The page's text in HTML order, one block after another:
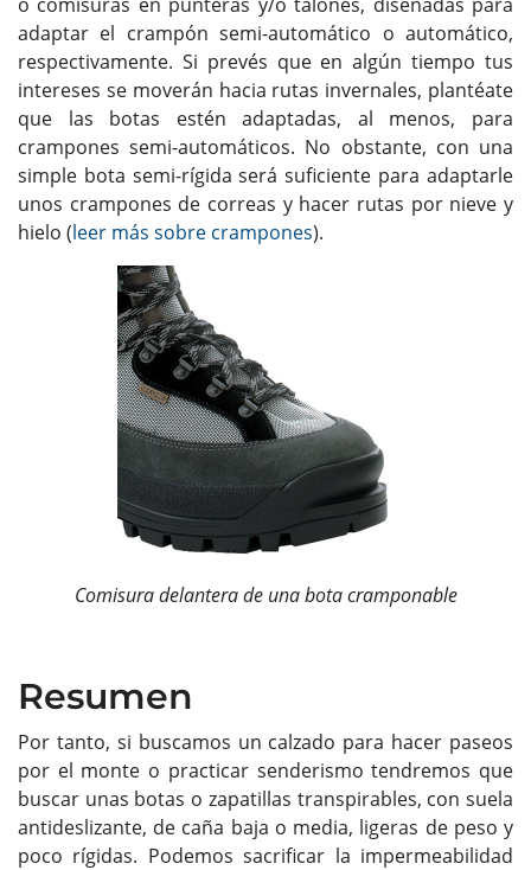
adaptar el crampón semi-automático o automático,
respectivamente. Si prevés que en algún tiempo tus
intereses se moverán hacia rutas invernales, plantéate
que las botas estén adaptadas, al menos, para
crampones semi-automáticos. No obstante, con una
simple bota semi-rígida será suficiente para adaptarle
unos crampones de correas y hacer rutas por nieve y
hielo (leer más sobre crampones).
Comisura delantera de una bota cramponable
Resumen
Por tanto, si buscamos un calzado para hacer paseos
por el monte o practicar senderismo tendremos que
buscar unas botas o zapatillas transpirables, con suela
antideslizante, de caña baja o media, ligeras de peso y
poco rígidas. Podemos sacrificar la impermeabilidad